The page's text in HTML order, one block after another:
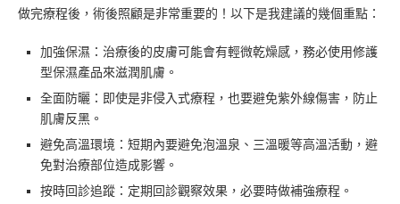
做完療程後，術後照顧是非常重要的！以下是我建議的幾個重點：
加強保濕：治療後的皮膚可能會有輕微乾燥感，務必使用修護
型保濕產品來滋潤肌膚。
全面防曬：即使是非侵入式療程，也要避免紫外線傷害，防止
肌膚反黑。
避免高溫環境：短期內要避免泡溫泉、三溫暖等高溫活動，避
免對治療部位造成影響。
按時回診追蹤：定期回診觀察效果，必要時做補強療程。